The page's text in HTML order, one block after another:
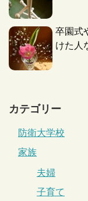
卒園式
けた人
カテゴリー
防衛大学校
家族
夫婦
子育て